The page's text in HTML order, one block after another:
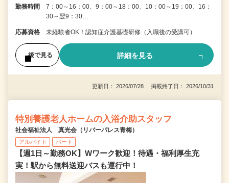
勤務時間
7：00～16：00、9：00～18：00、10：00～19：00、16：
30～翌9：30…
応募資格 未経験者OK！認知症介護基礎研修（入職後の受講可）
後で見る 詳細を見る
更新日： 2026/07/28 掲載終了日： 2026/10/31
特別養護老人ホームの入浴介助スタッフ
社会福祉法人 真光会（リバーパレス青梅）
アルバイト パート
【週1日～勤務OK】Wワーク歓迎！待遇・福利厚生充
実！駅から無料送迎バスも運行中！